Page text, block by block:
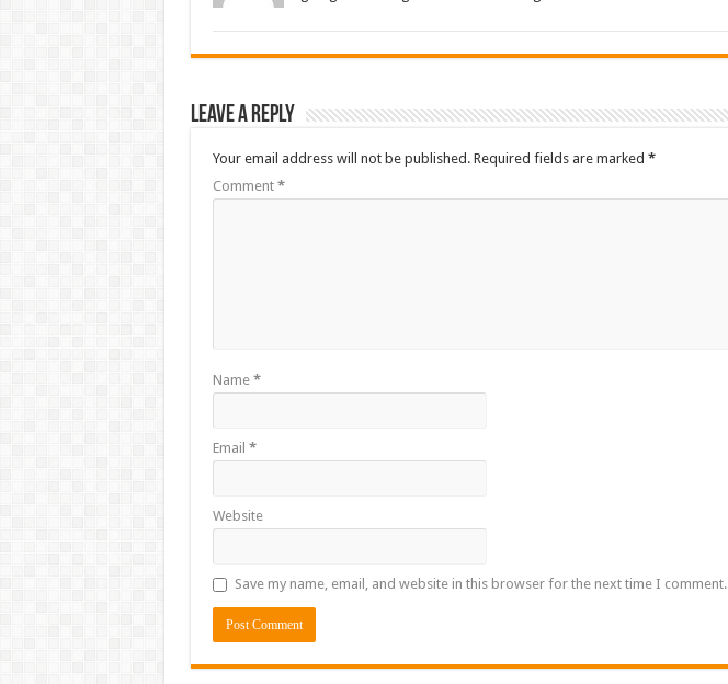
Leave a Reply
Your email address will not be published. Required fields are marked *
Comment *
Name *
Email *
Website
Save my name, email, and website in this browser for the next time I comment.